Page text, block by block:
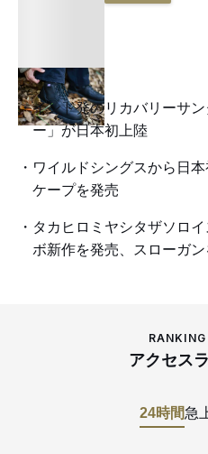
インド発のリカバリーサ
ー」が日本初上陸
ワイルドシングスから日
ケープを発売
タカヒロミヤシタザソロ
ボ新作を発売、スローガ
アクセス
24時間急